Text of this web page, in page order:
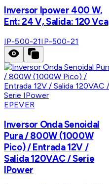
Inversor Ipower 400 W,
Ent: 24 V, Salida: 120 Vca
IP-500-21IP-500-21
EPEVER
Inversor Onda Senoidal
Pura / 800W (1000W
Pico) / Entrada 12V /
Salida 120VAC / Serie
IPower